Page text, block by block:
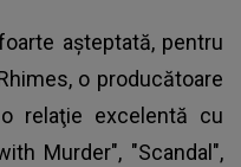
aşteptată, pentru
o producătoare
relaţie excelentă cu
Murder", "Scandal",